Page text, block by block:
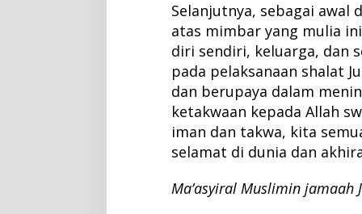
Selanjutnya, sebagai awal
atas mimbar yang mulia
diri sendiri, keluarga, dan
pada pelaksanaan shalat
dan berupaya dalam
ketakwaan kepada Allah
iman dan takwa, kita
selamat di dunia dan
Ma’asyiral Muslimin